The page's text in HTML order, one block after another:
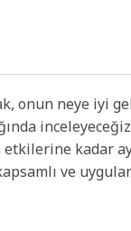
onun neye iyi
kadar
ve